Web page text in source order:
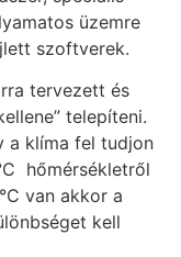
üzemre
szoftverek.
tervezett és
telepíteni.
a klíma fel tudjon
hőmérsékletről
van akkor a
kell